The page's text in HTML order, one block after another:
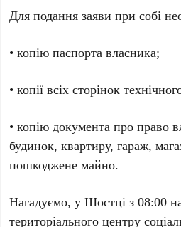
Для подання заяви при собі
• копію паспорта власника;
• копії всіх сторінок
• копію документа про право
будинок, квартиру, гараж,
пошкоджене майно.
Нагадуємо, у Шостці з 08:00 на
територіального центру